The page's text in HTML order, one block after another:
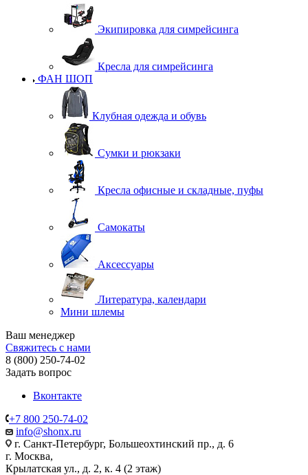
Экипировка для симрейсинга
Кресла для симрейсинга
ФАН ШОП
Клубная одежда и обувь
Сумки и рюкзаки
Кресла офисные и складные, пуфы
Самокаты
Аксессуары
Литература, календари
Мини шлемы
Ваш менеджер
Свяжитесь с нами
8 (800) 250-74-02
Задать вопрос
Вконтакте
+7 800 250-74-02
info@shonx.ru
г. Санкт-Петербург, Большеохтинский пр., д. 6
г. Москва,
Крылатская ул., д. 2, к. 4 (2 этаж)